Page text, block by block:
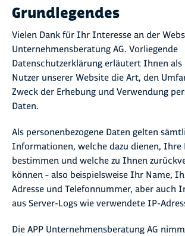
Grundlegendes
Vielen Dank für Ihr Interesse an der
Unternehmensberatung AG. Vorliegende
Datenschutzerklärung erläutert Ihnen als
Nutzer unserer Website die Art, den
Zweck der Erhebung und Verwendung
Daten.
Als personenbezogene Daten gelten
Informationen, welche dazu dienen, Ihre
bestimmen und welche zu Ihnen
können – also beispielsweise Ihr Name,
Adresse und Telefonnummer, aber auch
aus Server-Logs wie verwendete IP-
Die APP Unternehmensberatung AG